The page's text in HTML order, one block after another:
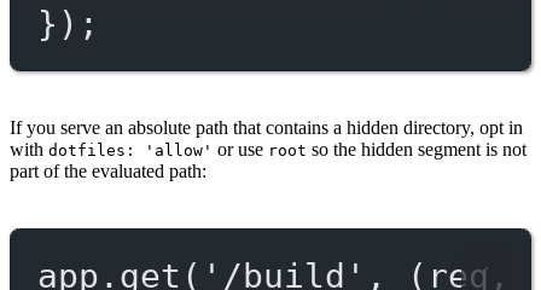
});
If you serve an absolute path that contains a hidden directory, opt in
with dotfiles: 'allow' or use root so the hidden segment is not
part of the evaluated path:
app.get('/build', (req,